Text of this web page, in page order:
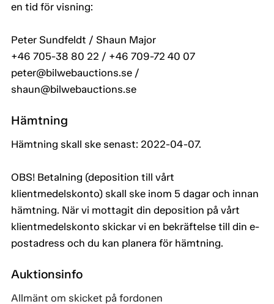
en tid för visning:
Peter Sundfeldt / Shaun Major
+46 705-38 80 22 / +46 709-72 40 07
peter@bilwebauctions.se /
shaun@bilwebauctions.se
Hämtning
Hämtning skall ske senast: 2022-04-07.
OBS! Betalning (deposition till vårt
klientmedelskonto) skall ske inom 5 dagar och innan
hämtning. När vi mottagit din deposition på vårt
klientmedelskonto skickar vi en bekräftelse till din e-
postadress och du kan planera för hämtning.
Auktionsinfo
Allmänt om skicket på fordonen